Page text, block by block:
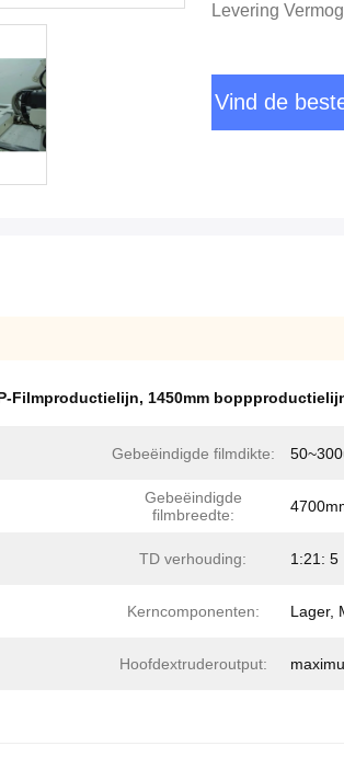
Levering
Vind de
Filmproductielijn, 1450mm
Gebeëindigde filmdikte:
Gebeëindigde
filmbreedte:
TD verhouding: 1:21: 5
Kerncomponenten: Lager,
Hoofdextruderoutput: